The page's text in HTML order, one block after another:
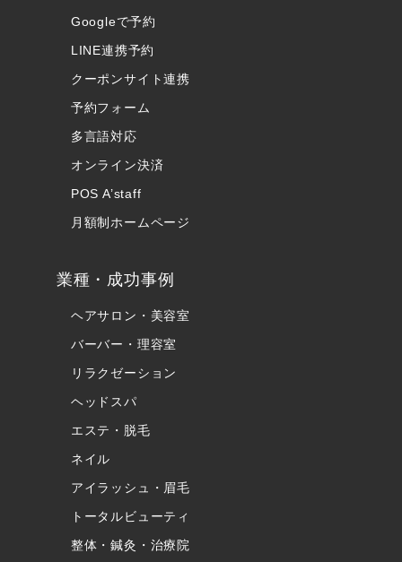
Googleで予約
LINE連携予約
クーポンサイト連携
予約フォーム
多言語対応
オンライン決済
POS A’staff
月額制ホームページ
業種・成功事例
ヘアサロン・美容室
バーバー・理容室
リラクゼーション
ヘッドスパ
エステ・脱毛
ネイル
アイラッシュ・眉毛
トータルビューティ
整体・鍼灸・治療院